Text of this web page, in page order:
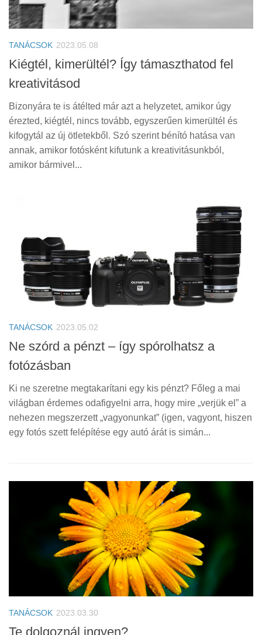
TANÁCSOK 2023.05.08
Kiégtél, kimerültél? Így támaszthatod fel
kreativitásod
Bizonyára te is átélted már azt a helyzetet, amikor úgy
érezted, kiégtél, nincs tovább, egyszerűen kimerültél és
kifogytál az új ötletekből. Szó szerint bénító hatása van
annak, amikor fotósként kifutunk a kreativitásunkból,
amikor bármivel...
TANÁCSOK 2023.05.02
Ne szórd a pénzt – így spórolhatsz a
fotózásban
Ki ne szeretne megtakarítani egy kis pénzt? Főleg a mai
világban érdemes odafigyelni arra, hogy mire „verjük el” a
nehezen megszerzett „vagyonunkat” (igen, vagyont, hiszen
egy fotós szett felépítése egy autó árát is simán...
TANÁCSOK 2023.03.30
Te dolgoznál ingyen?